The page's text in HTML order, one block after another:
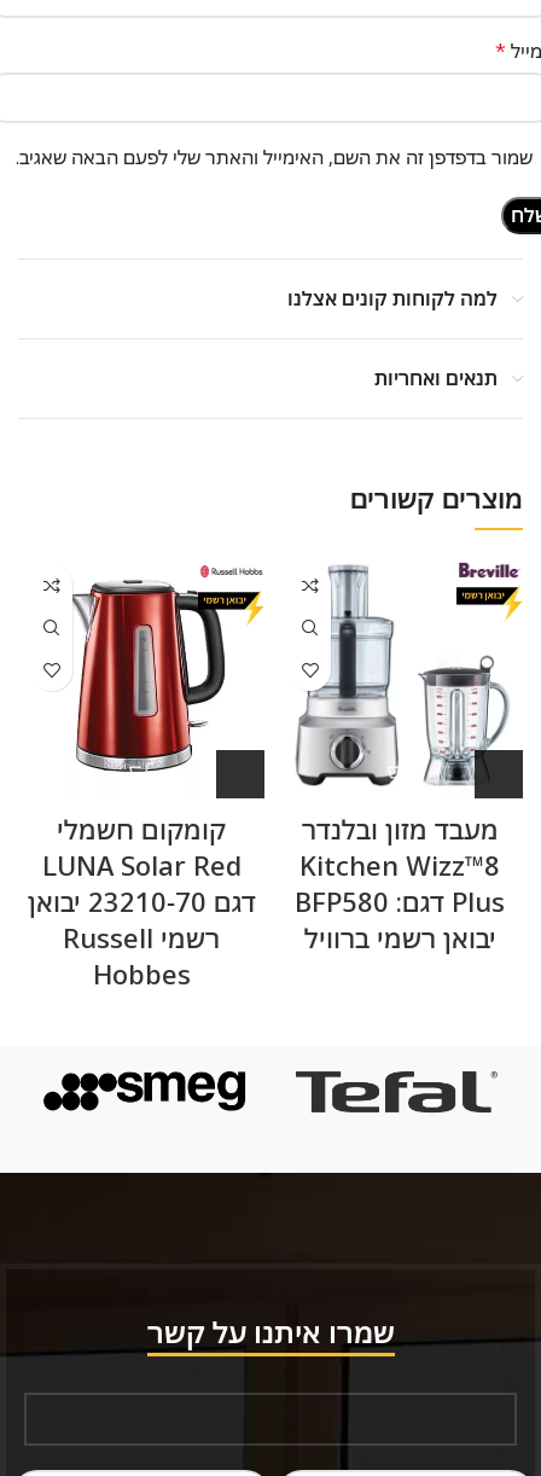
*
שמור בדפדפן זה את השם, האימייל והאתר שלי לפעם הבאה שאגיב.
למה לקוחות קונים אצלנו
תנאים ואחריות
מוצרים קשורים
מעבד מזון ובלנדר
Kitchen Wizz™8
Plus דגם: BFP580
יבואן רשמי ברוויל
קומקום חשמלי
LUNA Solar Red
דגם 23210-70 יבואן
רשמי Russell
Hobbes
שמרו איתנו על קשר